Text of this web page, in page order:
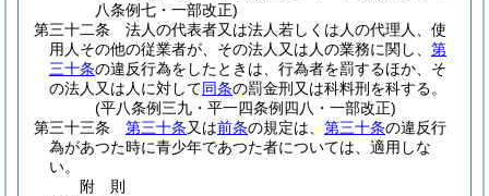
八条例七・一部改正)
第三十二条
法人の代表者又は法人若しくは人の代理人、使
用人その他の従業者が、その法人又は人の業務に関し、 第
三十条の違反行為をしたときは、行為者を罰するほか、そ
の法人又は人に対して同条の罰金刑又は科料刑を科する。
(平八条例三九・平一四条例四八・一部改正)
第三十三条
第三十条又は前条の規定は、 第三十条の違反行
為があつた時に青少年であつた者については、適用しな
い。
附 則